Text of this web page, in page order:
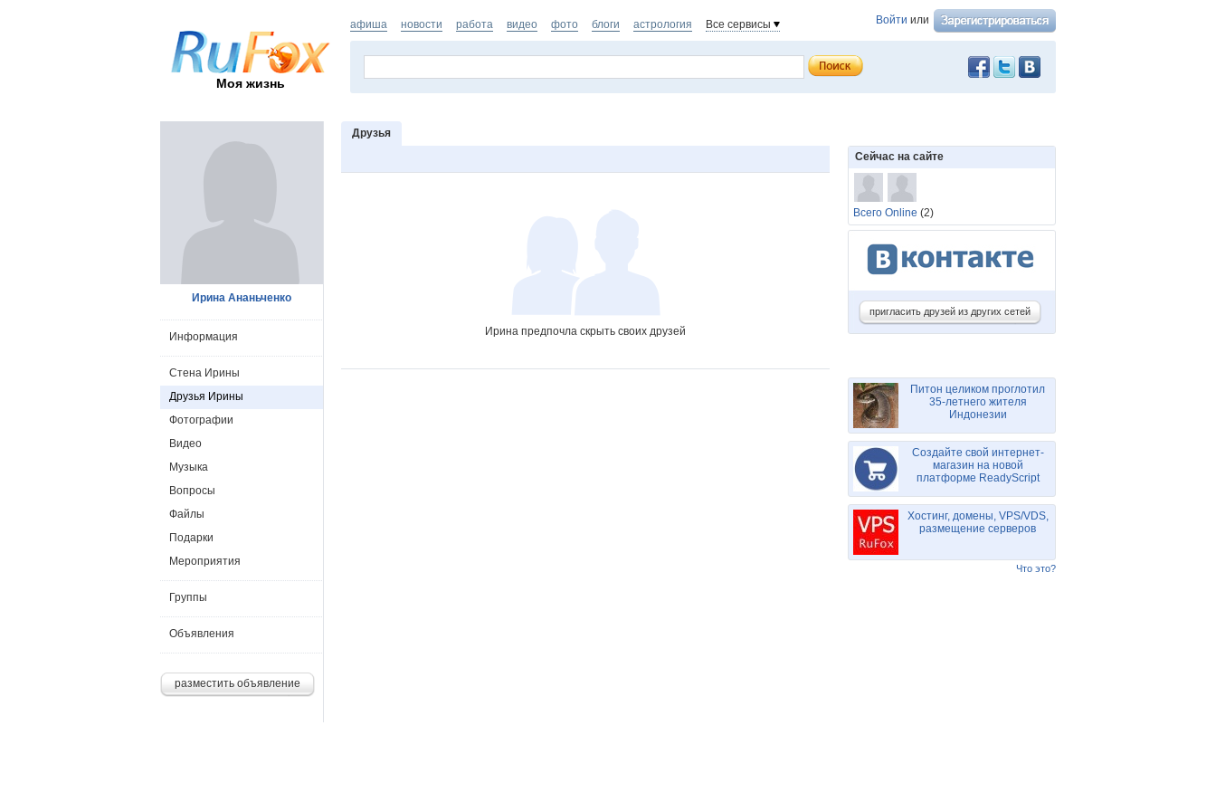
Моя жизнь
Войти или
афиша новости работа видео фото блоги астрология Все сервисы
Друзья
Ирина предпочла скрыть своих друзей
Ирина Ананьченко
Информация
Стена Ирины
Друзья Ирины
Фотографии
Видео
Музыка
Вопросы
Файлы
Подарки
Мероприятия
Группы
Объявления
разместить объявление
Сейчас на сайте
Всего Online (2)
пригласить друзей из других сетей
Питон целиком проглотил
35-летнего жителя
Индонезии
Создайте свой интернет-
магазин на новой
платформе ReadyScript
Хостинг, домены, VPS/VDS,
размещение серверов
Что это?